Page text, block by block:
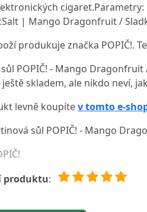
| Mango Dragonfruit /
produkuje značka POPIČ!.
POPIČ! - Mango Dragonfruit
skladem, ale nikdo neví,
levně koupítev tomto e-
sůl POPIČ! - Mango
produktu: